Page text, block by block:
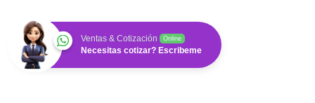
Ventas & Cotización Online
Necesitas cotizar? Escribeme